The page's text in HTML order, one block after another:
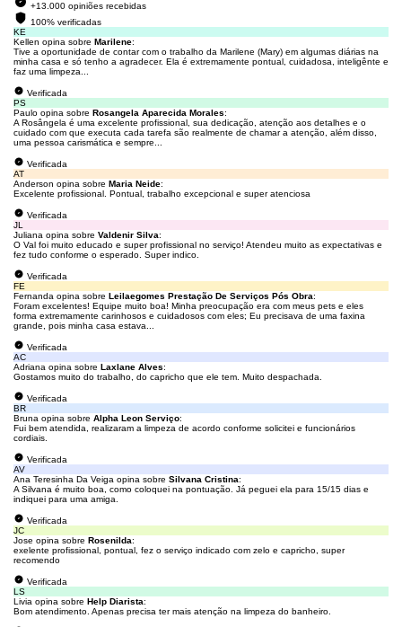
+13.000 opiniões recebidas
100% verificadas
KE
Kellen opina sobre Marilene:
Tive a oportunidade de contar com o trabalho da Marilene (Mary) em algumas diárias na
minha casa e só tenho a agradecer. Ela é extremamente pontual, cuidadosa, inteligênte e
faz uma limpeza...
Verificada
PS
Paulo opina sobre Rosangela Aparecida Morales:
A Rosângela é uma excelente profissional, sua dedicação, atenção aos detalhes e o
cuidado com que executa cada tarefa são realmente de chamar a atenção, além disso,
uma pessoa carismática e sempre...
Verificada
AT
Anderson opina sobre Maria Neide:
Excelente profissional. Pontual, trabalho excepcional e super atenciosa
Verificada
JL
Juliana opina sobre Valdenir Silva:
O Val foi muito educado e super profissional no serviço! Atendeu muito as expectativas e
fez tudo conforme o esperado. Super indico.
Verificada
FE
Fernanda opina sobre Leilaegomes Prestação De Serviços Pós Obra:
Foram excelentes! Equipe muito boa! Minha preocupação era com meus pets e eles
forma extremamente carinhosos e cuidadosos com eles; Eu precisava de uma faxina
grande, pois minha casa estava...
Verificada
AC
Adriana opina sobre Laxlane Alves:
Gostamos muito do trabalho, do capricho que ele tem. Muito despachada.
Verificada
BR
Bruna opina sobre Alpha Leon Serviço:
Fui bem atendida, realizaram a limpeza de acordo conforme solicitei e funcionários
cordiais.
Verificada
AV
Ana Teresinha Da Veiga opina sobre Silvana Cristina:
A Silvana é muito boa, como coloquei na pontuação. Já peguei ela para 15/15 dias e
indiquei para uma amiga.
Verificada
JC
Jose opina sobre Rosenilda:
exelente profissional, pontual, fez o serviço indicado com zelo e capricho, super
recomendo
Verificada
LS
Livia opina sobre Help Diarista:
Bom atendimento. Apenas precisa ter mais atenção na limpeza do banheiro.